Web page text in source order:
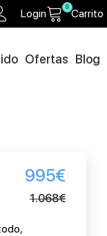
Login 0 Carrito
Ofertas Blog
1.068€
995€